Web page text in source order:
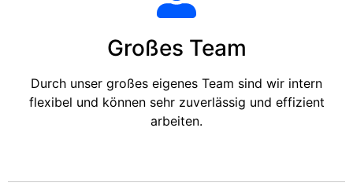
Großes Team
Durch unser großes eigenes Team sind wir intern
flexibel und können sehr zuverlässig und effizient
arbeiten.